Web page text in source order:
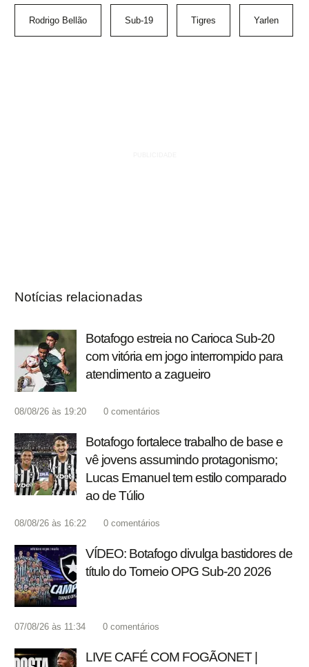
Rodrigo Bellão Sub-19 Tigres Yarlen
Notícias relacionadas
Botafogo estreia no Carioca Sub-20
com vitória em jogo interrompido para
atendimento a zagueiro
08/08/26 às 19:20 0 comentários
Botafogo fortalece trabalho de base e
vê jovens assumindo protagonismo;
Lucas Emanuel tem estilo comparado
ao de Túlio
08/08/26 às 16:22 0 comentários
VÍDEO: Botafogo divulga bastidores de
título do Torneio OPG Sub-20 2026
07/08/26 às 11:34 0 comentários
LIVE CAFÉ COM FOGÃONET |